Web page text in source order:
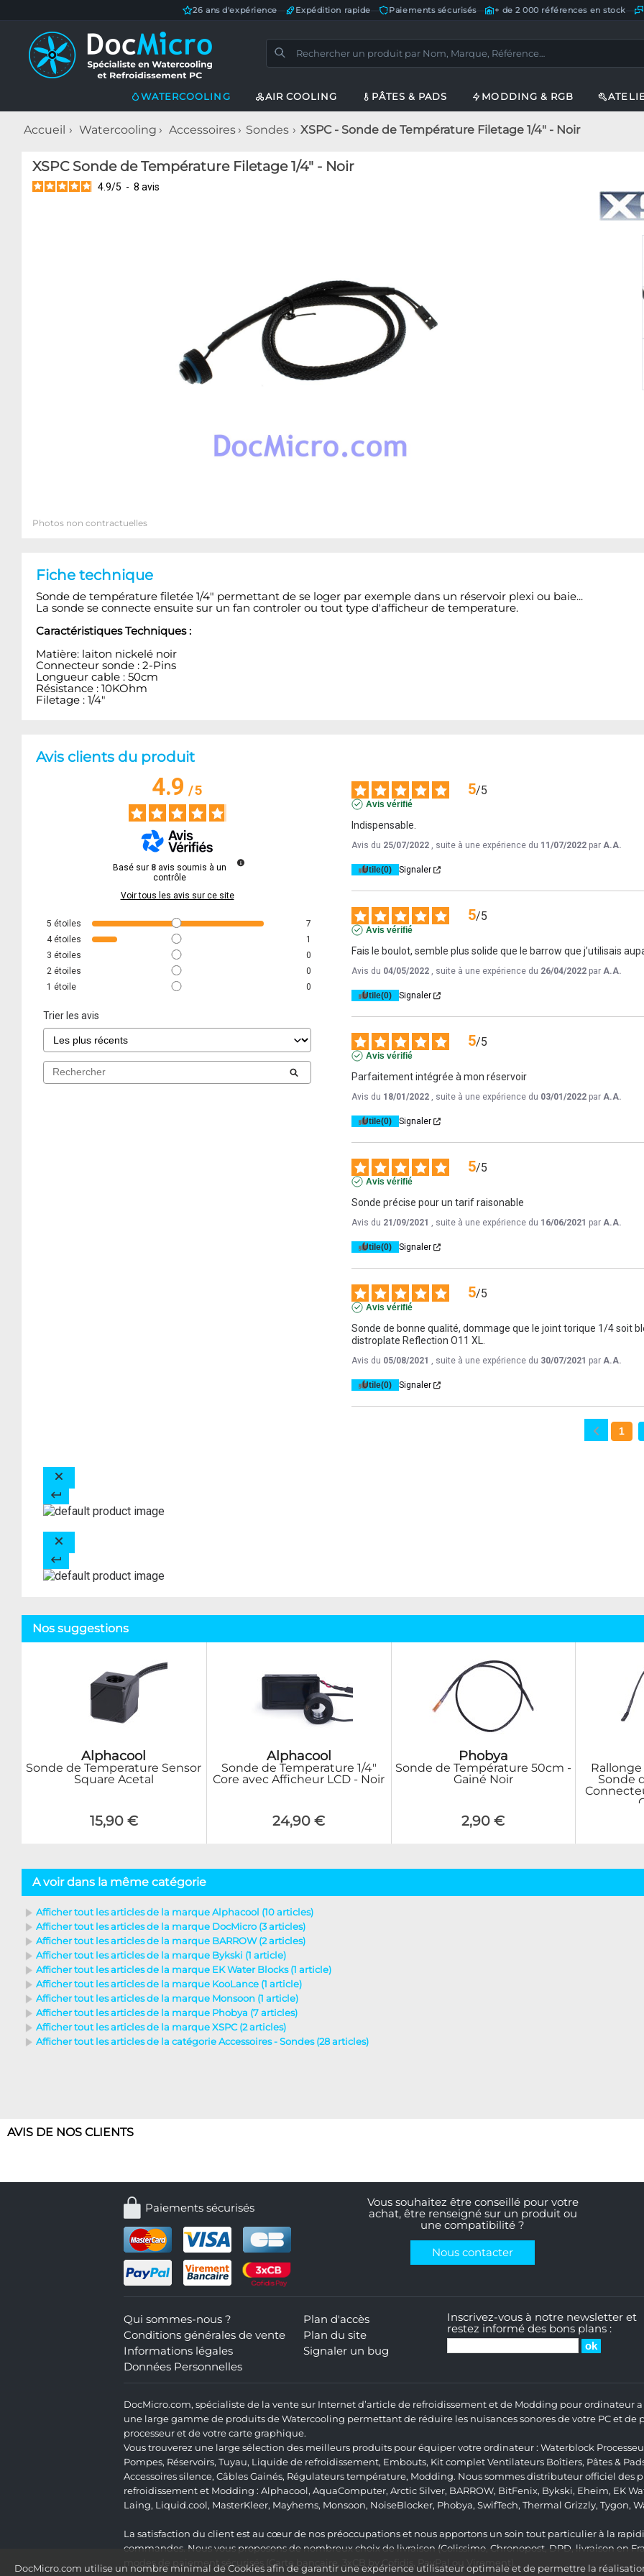
DocMicro.com utilise un nombre minimal de Cookies afin de garantir une expérience utilisateur optimale et de permettre la
26 ans d'expérience Expédition rapide Paiements sécurisés— + de 2 000 références en stock
WATERCOOLING AIR COOLING PÂTES & PADS MODDING & RGB
Accueil Watercooling Accessoires Sondes XSPC - Sonde de Température Filetage 1/4" - Noir
XSPC Sonde de Température Filetage 1/4" - Noir
4.9/5 - 8 avis
Photos non contractuelles
Fiche technique
Sonde de température filetée 1/4" permettant de se loger par exemple dans un réservoir plexi ou baie...
La sonde se connecte ensuite sur un fan controler ou tout type d'afficheur de temperature.
Caractéristiques Techniques :
Matière: laiton nickelé noir
Connecteur sonde : 2-Pins
Longueur cable : 50cm
Résistance : 10KOhm
Filetage : 1/4"
Avis clients du produit
4.9/5
Basé sur 8 avis soumis à un
contrôle
Voir tous les avis sur ce site
5 étoiles
7
4 étoiles
1
3 étoiles
0
2 étoiles
0
1 étoile 0
Trier les avis
5/5
Avis vérifié
Indispensable.
Avis du 25/07/2022 , suite à une expérience du 11/07/2022 parA.A.
Utile(0) Signaler
5/5
Avis vérifié
Fais le boulot, semble plus solide que le barrow que j’utilisais
Avis du 04/05/2022 , suite à une expérience du 26/04/2022 parA.A.
Utile(0) Signaler
5/5
Avis vérifié
Parfaitement intégrée à mon réservoir
Avis du 18/01/2022 , suite à une expérience du 03/01/2022 parA.A.
Utile(0) Signaler
5/5
Avis vérifié
Sonde précise pour un tarif raisonable
Avis du 21/09/2021 , suite à une expérience du 16/06/2021 parA.A.
Utile(0) Signaler
5/5
Avis vérifié
Sonde de bonne qualité, dommage que le joint torique 1/4 soit
distroplate Reflection O11 XL.
Avis du 05/08/2021 , suite à une expérience du 30/07/2021 parA.A.
Utile(0) Signaler
1
Nos suggestions
Alphacool
Sonde de Temperature Sensor
Square Acetal
15,90 €
Alphacool
Sonde de Temperature 1/4"
Core avec Afficheur LCD - Noir
24,90 €
Phobya
Sonde de Température 50cm -
Gainé Noir
2,90 €
Sonde
A voir dans la même catégorie
Afficher tout les articles de la marque Alphacool (10 articles)
Afficher tout les articles de la marque DocMicro (3 articles)
Afficher tout les articles de la marque BARROW (2 articles)
Afficher tout les articles de la marque Bykski (1 article)
Afficher tout les articles de la marque EK Water Blocks (1 article)
Afficher tout les articles de la marque KooLance (1 article)
Afficher tout les articles de la marque Monsoon (1 article)
Afficher tout les articles de la marque Phobya (7 articles)
Afficher tout les articles de la marque XSPC (2 articles)
Afficher tout les articles de la catégorie Accessoires - Sondes (28 articles)
AVIS DE NOS CLIENTS
Paiements sécurisés
Vous souhaitez être conseillé pour votre
achat, être renseigné sur un produit ou
une compatibilité ?
Nous contacter
Qui sommes-nous ?
Conditions générales de vente
Informations légales
Données Personnelles
Plan d'accès
Plan du site
Signaler un bug
Inscrivez-vous à notre newsletter et
restez informé des bons plans :
DocMicro.com, spécialiste de la vente sur Internet d’article de refroidissement et de Modding pour ordinateur
une large gamme de produits de Watercooling permettant de réduire les nuisances sonores de votre PC et de
processeur et de votre carte graphique.
Vous trouverez une large sélection des meilleurs produits pour équiper votre ordinateur : Waterblock
Pompes, Réservoirs, Tuyau, Liquide de refroidissement, Embouts, Kit complet Ventilateurs Boîtiers, Pâtes &
Accessoires silence, Câbles Gainés, Régulateurs température, Modding. Nous sommes distributeur officiel des
refroidissement et Modding : Alphacool, AquaComputer, Arctic Silver, BARROW, BitFenix, Bykski, Eheim, EK
Laing, Liquid.cool, MasterKleer, Mayhems, Monsoon, NoiseBlocker, Phobya, SwifTech, Thermal Grizzly, Tygon,
La satisfaction du client est au cœur de nos préoccupations et nous apportons un soin tout particulier à la
commandes. Nous vous proposons de nombreux choix de livraison (Colissimo, Chronopost, DPD, livraison en
modes de paiement sécurisés (Carte bancaire, 3xCB by Cofidis, PayPal ou Virement).